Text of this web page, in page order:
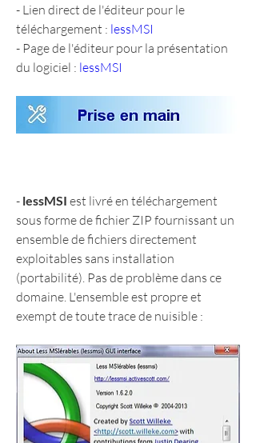
- Lien direct de l'éditeur pour le
téléchargement : lessMSI
- Page de l'éditeur pour la présentation
du logiciel : lessMSI
- lessMSI est livré en téléchargement
sous forme de fichier ZIP fournissant un
ensemble de fichiers directement
exploitables sans installation
(portabilité). Pas de problème dans ce
domaine. L'ensemble est propre et
exempt de toute trace de nuisible :